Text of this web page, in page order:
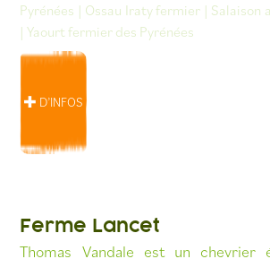
Pyrénées | Ossau Iraty fermier | Salaison
|Yaourt fermier des Pyrénées
D’INFOS
Ferme Lancet
Thomas Vandale est un chevrier